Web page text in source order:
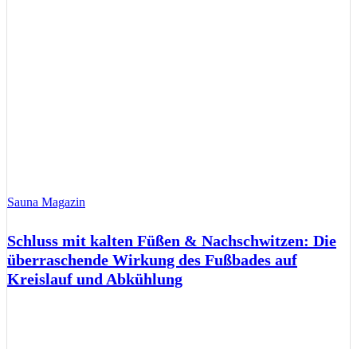
Sauna Magazin
Schluss mit kalten Füßen & Nachschwitzen: Die
überraschende Wirkung des Fußbades auf
Kreislauf und Abkühlung